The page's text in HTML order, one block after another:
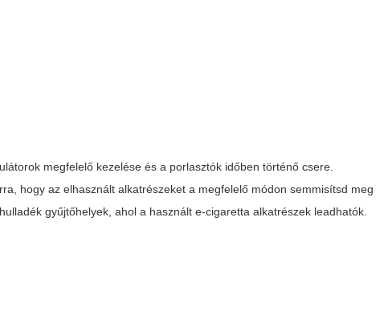
megfelelő kezelése és a porlasztók időben történő csere.
hogy az elhasznált alkatrészeket a megfelelő módon semmisítsd meg
gyűjtőhelyek, ahol a használt e-cigaretta alkatrészek leadhatók.